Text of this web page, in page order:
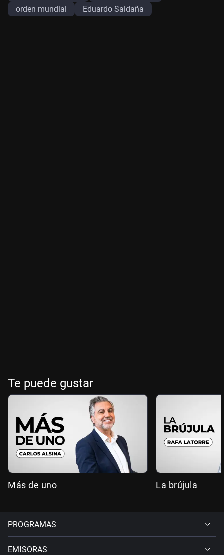
orden mundial
Eduardo Saldaña
Te puede gustar
Más de uno La brújula
PROGRAMAS
EMISORAS